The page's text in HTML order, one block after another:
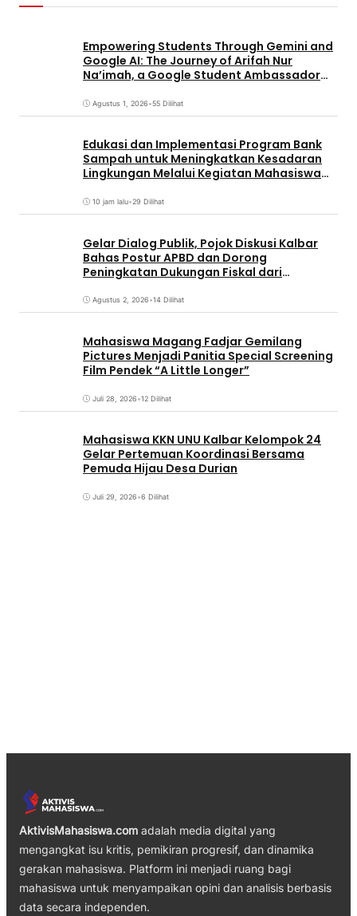
Empowering Students Through Gemini and
Google AI: The Journey of Arifah Nur
Na’imah, a Google Student Ambassador
Pignatelli Triputra
Agustus 1, 2026•55 Dilihat
Edukasi dan Implementasi Program Bank
Sampah untuk Meningkatkan Kesadaran
Lingkungan Melalui Kegiatan Mahasiswa
10 jam lalu•29 Dilihat
Gelar Dialog Publik, Pojok Diskusi Kalbar
Bahas Postur APBD dan Dorong
Peningkatan Dukungan Fiskal dari
Agustus 2, 2026•14 Dilihat
Mahasiswa Magang Fadjar Gemilang
Pictures Menjadi Panitia Special Screening
Film Pendek “A Little Longer”
Juli 28, 2026•12 Dilihat
Mahasiswa KKN UNU Kalbar Kelompok 24
Gelar Pertemuan Koordinasi Bersama
Pemuda Hijau Desa Durian
Juli 29, 2026•6 Dilihat
AktivisMahasiswa.com adalah media digital yang
mengangkat isu kritis, pemikiran progresif, dan dinamika
gerakan mahasiswa. Platform ini menjadi ruang bagi
mahasiswa untuk menyampaikan opini dan analisis berbasis
data secara independen.